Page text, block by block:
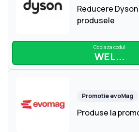
Reducere
produsele
Copiaza codul
WEL...
PromotieevoMag
Produse la